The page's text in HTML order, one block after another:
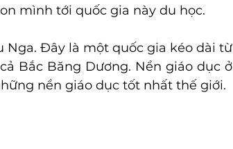
mình tới quốc gia này du học.
Nga. Đây là một quốc gia kéo dài từ
Bắc Băng Dương. Nền giáo dục ở
nền giáo dục tốt nhất thế giới.